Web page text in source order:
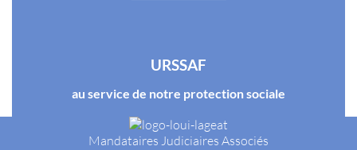
URSSAF
au service de notre protection sociale
Mandataires Judiciaires Associés